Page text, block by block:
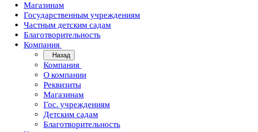
Магазинам
Государственным учреждениям
Частным детским садам
Благотворительность
Компания
Назад
Компания
О компании
Реквизиты
Магазинам
Гос. учреждениям
Детским садам
Благотворительность